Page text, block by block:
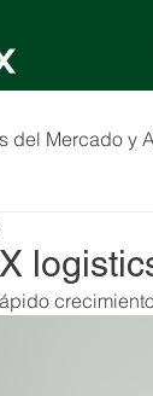
del Mercado y